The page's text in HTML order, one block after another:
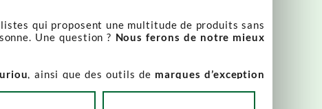
qui proposent une multitude de produits sans
Une question ? Nous ferons de notre mieux
, ainsi que des outils de marques d’exception